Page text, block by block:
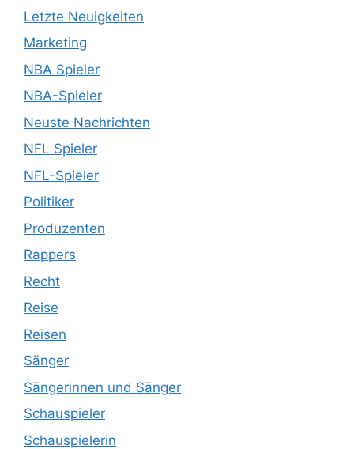
Letzte Neuigkeiten
Marketing
NBA Spieler
NBA-Spieler
Neuste Nachrichten
NFL Spieler
NFL-Spieler
Politiker
Produzenten
Rappers
Recht
Reise
Reisen
Sänger
Sängerinnen und Sänger
Schauspieler
Schauspielerin